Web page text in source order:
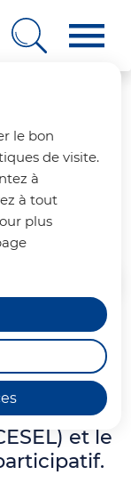
le bon
de visite.
à
à tout
plus
du site
avec
et le